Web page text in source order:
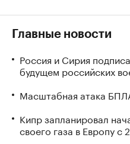
Главные новости
Россия и Сирия
будущем российских
Масштабная атака
Кипр запланировал
своего газа в Европу с